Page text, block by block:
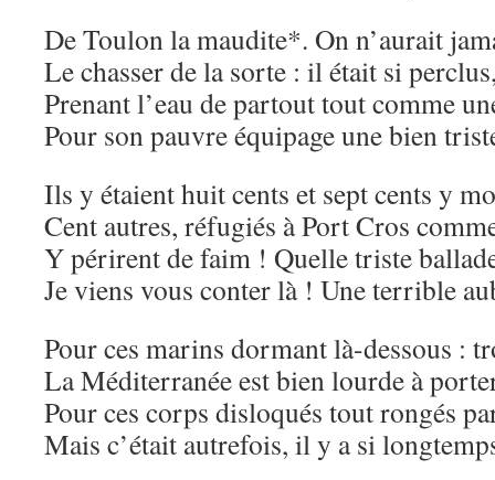
De Toulon la maudite*. On n’aurait
Le chasser de la sorte : il était si
Prenant l’eau de partout tout comme
Pour son pauvre équipage une bien
Ils y étaient huit cents et sept cents y
Cent autres, réfugiés à Port Cros
Y périrent de faim ! Quelle triste
Je viens vous conter là ! Une terrible
Pour ces marins dormant là-dessous :
La Méditerranée est bien lourde à
Pour ces corps disloqués tout rongés
Mais c’était autrefois, il y a si